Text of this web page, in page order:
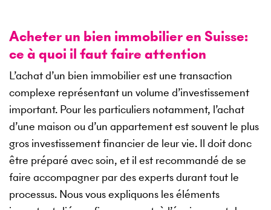
Acheter un bien immobilier en Suisse:
ce à quoi il faut faire attention
L’achat d’un bien immobilier est une transaction
complexe représentant un volume d’investissement
important. Pour les particuliers notamment, l’achat
d’une maison ou d’un appartement est souvent le plus
gros investissement financier de leur vie. Il doit donc
être préparé avec soin, et il est recommandé de se
faire accompagner par des experts durant tout le
processus. Nous vous expliquons les éléments